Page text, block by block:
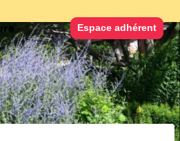
Espace adhérent